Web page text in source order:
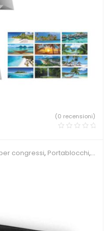
(0 recensioni)
congressi, Portablocchi,